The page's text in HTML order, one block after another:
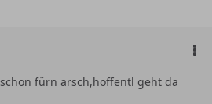
fürn arsch,hoffentl geht da